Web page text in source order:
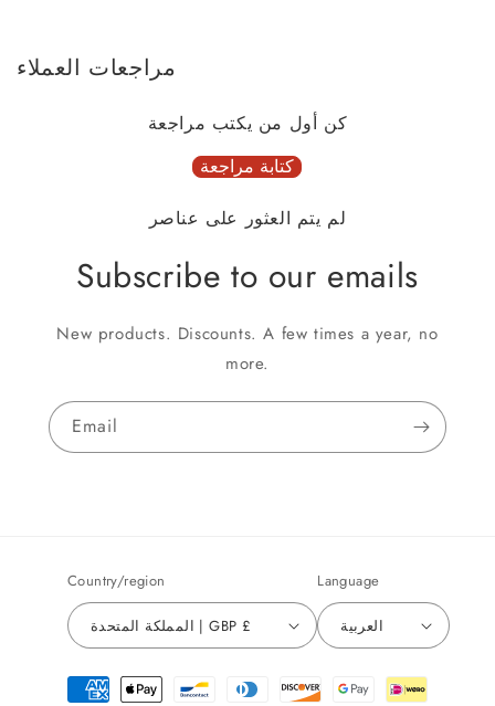
مراجعات العملاء
كن أول من يكتب مراجعة
كتابة مراجعة
لم يتم العثور على عناصر
Subscribe to our emails
New products. Discounts. A few times a year, no
more.
Email
Country/region
المملكة المتحدة | GBP £
Language
العربية
Payment